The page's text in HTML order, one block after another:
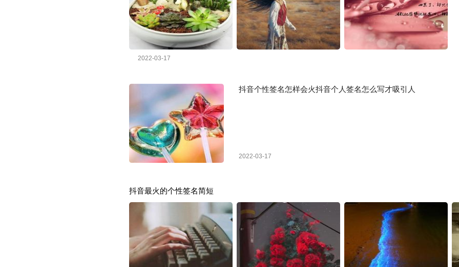
2022-03-17
抖音个性签名怎样会火抖音个人签名怎么写才吸引人
2022-03-17
抖音最火的个性签名简短